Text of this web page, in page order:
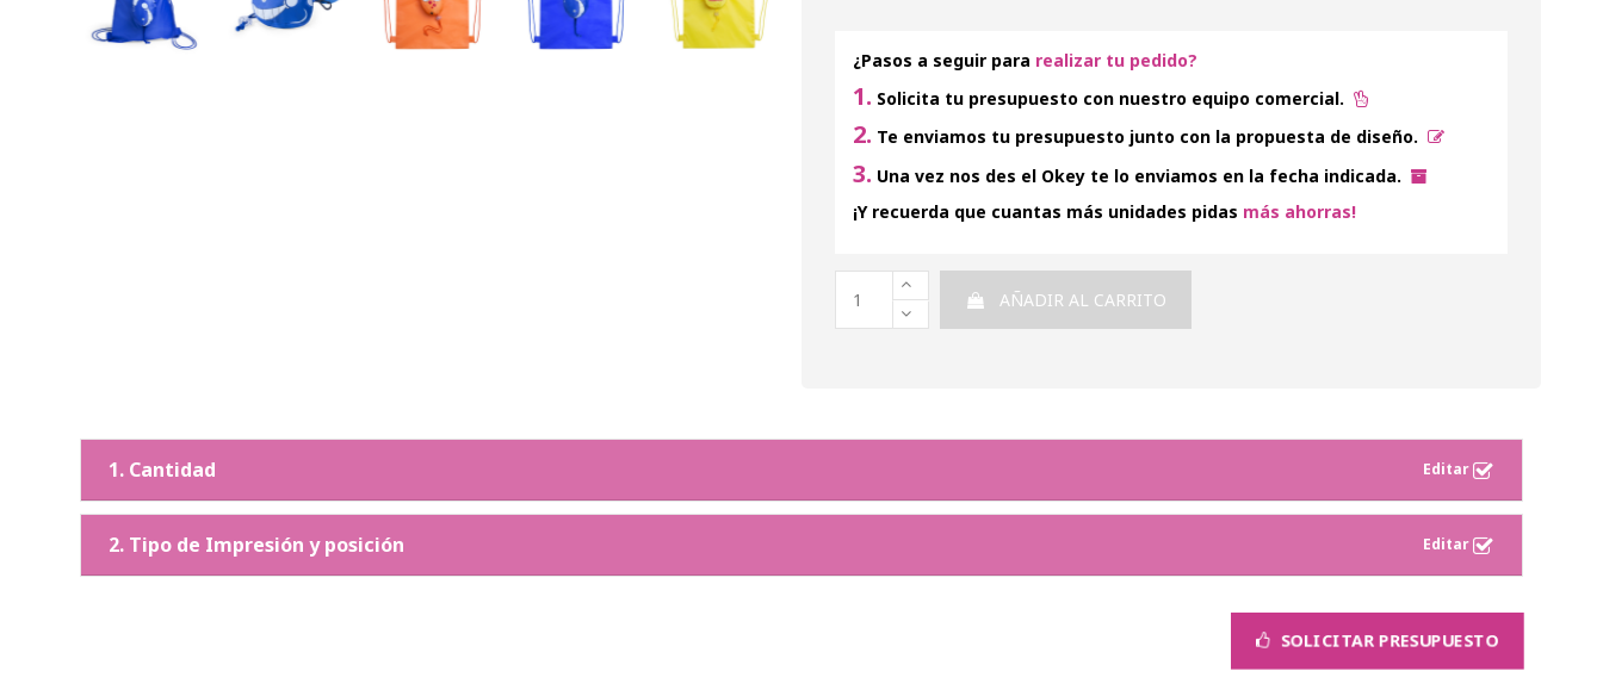
¿Pasos a seguir para realizar tu pedido?
1. Solicita tu presupuesto con nuestro equipo comercial.
2. Te enviamos tu presupuesto junto con la propuesta de diseño.
3. Una vez nos des el Okey te lo enviamos en la fecha indicada.
¡Y recuerda que cuantas más unidades pidas más ahorras!
AÑADIR AL CARRITO
1. Cantidad
2. Tipo de Impresión y posición
SOLICITAR PRESUPUESTO